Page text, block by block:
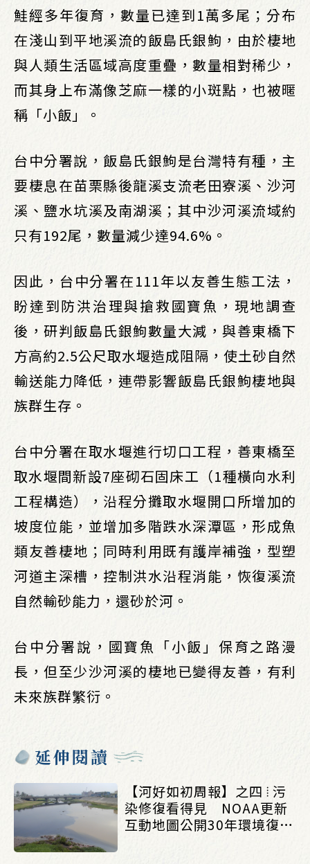
鮭經多年復育，數量已達到1萬多尾；分布
在淺山到平地溪流的飯島氏銀鮈，由於棲地
與人類生活區域高度重疊，數量相對稀少，
而其身上布滿像芝麻一樣的小斑點，也被暱
稱「小飯」。
台中分署說，飯島氏銀鮈是台灣特有種，主
要棲息在苗栗縣後龍溪支流老田寮溪、沙河
溪、鹽水坑溪及南湖溪；其中沙河溪流域約
只有192尾，數量減少達94.6%。
因此，台中分署在111年以友善生態工法，
盼達到防洪治理與搶救國寶魚，現地調查
後，研判飯島氏銀鮈數量大減，與善東橋下
方高約2.5公尺取水堰造成阻隔，使土砂自然
輸送能力降低，連帶影響飯島氏銀鮈棲地與
族群生存。
台中分署在取水堰進行切口工程，善東橋至
取水堰間新設7座砌石固床工（1種橫向水利
工程構造），沿程分攤取水堰開口所增加的
坡度位能，並增加多階跌水深潭區，形成魚
類友善棲地；同時利用既有護岸補強，型塑
河道主深槽，控制洪水沿程消能，恢復溪流
自然輸砂能力，還砂於河。
台中分署說，國寶魚「小飯」保育之路漫
長，但至少沙河溪的棲地已變得友善，有利
未來族群繁衍。
延伸閱讀
【河好如初周報】之四 ⦙ 污
染修復看得見 NOAA更新
互動地圖公開30年環境復育